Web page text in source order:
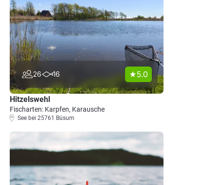
26 16 5.0
Hitzelswehl
Fischarten: Karpfen, Karausche
See bei 25761 Büsum